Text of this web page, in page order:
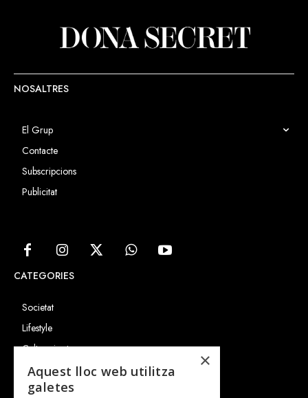
NOSALTRES
El Grup
Contacte
Subscripcions
Publicitat
CATEGORIES
Societat
Lifestyle
Cultura i art
Entrevistes
Gastronomia
×
Aquest lloc web utilitza
galetes